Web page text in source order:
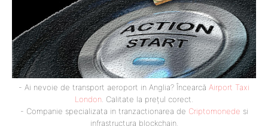
- Ai nevoie de transport aeroport in Anglia? Încearcă Airport Taxi
London . Calitate la prețul corect.
- Companie specializata in tranzactionarea de Criptomonede si
infrastructura blockchain.